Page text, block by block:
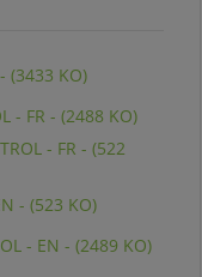
(3433 KO)
- FR - (2488 KO)
- FR - (522
- (523 KO)
- EN - (2489 KO)